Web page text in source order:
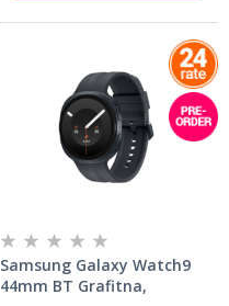
Samsung Galaxy Watch9
44mm BT Grafitna,